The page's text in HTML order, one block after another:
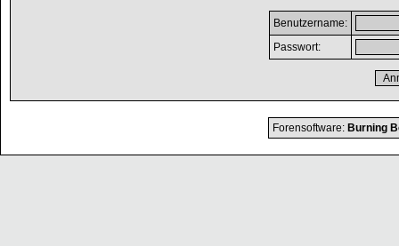
Benutzername:
Passwort:
Forensoftware: Burning